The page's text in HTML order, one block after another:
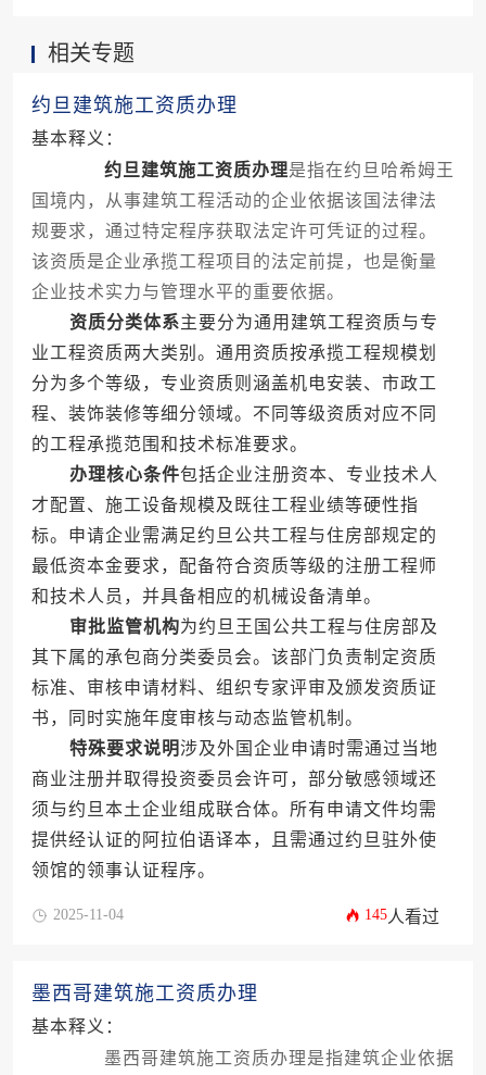
相关专题
约旦建筑施工资质办理
基本释义：
约旦建筑施工资质办理是指在约旦哈希姆王
国境内，从事建筑工程活动的企业依据该国法律法
规要求，通过特定程序获取法定许可凭证的过程。
该资质是企业承揽工程项目的法定前提，也是衡量
企业技术实力与管理水平的重要依据。
资质分类体系主要分为通用建筑工程资质与专
业工程资质两大类别。通用资质按承揽工程规模划
分为多个等级，专业资质则涵盖机电安装、市政工
程、装饰装修等细分领域。不同等级资质对应不同
的工程承揽范围和技术标准要求。
办理核心条件包括企业注册资本、专业技术人
才配置、施工设备规模及既往工程业绩等硬性指
标。申请企业需满足约旦公共工程与住房部规定的
最低资本金要求，配备符合资质等级的注册工程师
和技术人员，并具备相应的机械设备清单。
审批监管机构为约旦王国公共工程与住房部及
其下属的承包商分类委员会。该部门负责制定资质
标准、审核申请材料、组织专家评审及颁发资质证
书，同时实施年度审核与动态监管机制。
特殊要求说明涉及外国企业申请时需通过当地
商业注册并取得投资委员会许可，部分敏感领域还
须与约旦本土企业组成联合体。所有申请文件均需
提供经认证的阿拉伯语译本，且需通过约旦驻外使
领馆的领事认证程序。
2025-11-04 145人看过
墨西哥建筑施工资质办理
基本释义：
墨西哥建筑施工资质办理是指建筑企业依据